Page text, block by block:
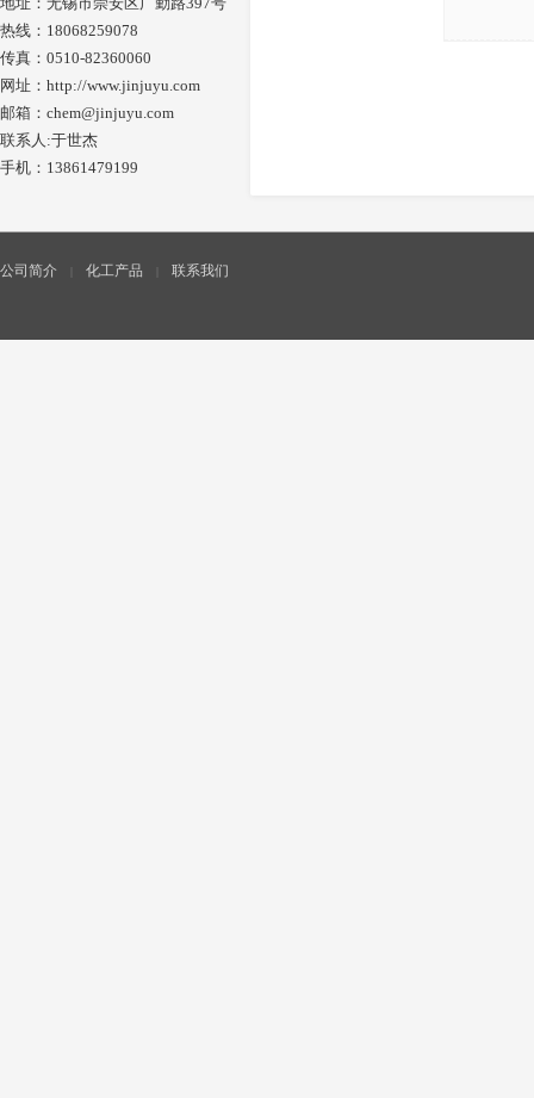
热线：18068259078
传真：0510-82360060
网址： http://www.jinjuyu.com
邮箱：chem@jinjuyu.com
联系人:于世杰
手机：13861479199
公司简介 化工产品 联系我们